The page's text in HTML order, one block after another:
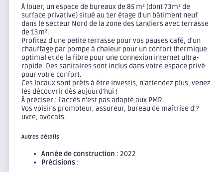
À louer, un espace de bureaux de 85 m² (dont 73m² de
surface privative) situé au 1er étage d'un bâtiment neuf
dans le secteur Nord de la zone des Landiers avec terrasse
de 13m².
Profitez d'une petite terrasse pour vos pauses café, d'un
chauffage par pompe à chaleur pour un confort thermique
optimal et de la fibre pour une connexion internet ultra-
rapide. Des sanitaires sont inclus dans votre espace privé
pour votre confort.
Ces locaux sont prêts à être investis, n'attendez plus, venez
les découvrir dès aujourd'hui !
À préciser : l'accès n'est pas adapté aux PMR.
Vos voisins promoteur, assureur, bureau de maîtrise d'?
uvre, avocats.
Autres détails
Année de construction : 2022
Précisions :